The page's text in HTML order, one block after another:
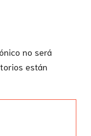
no será
están